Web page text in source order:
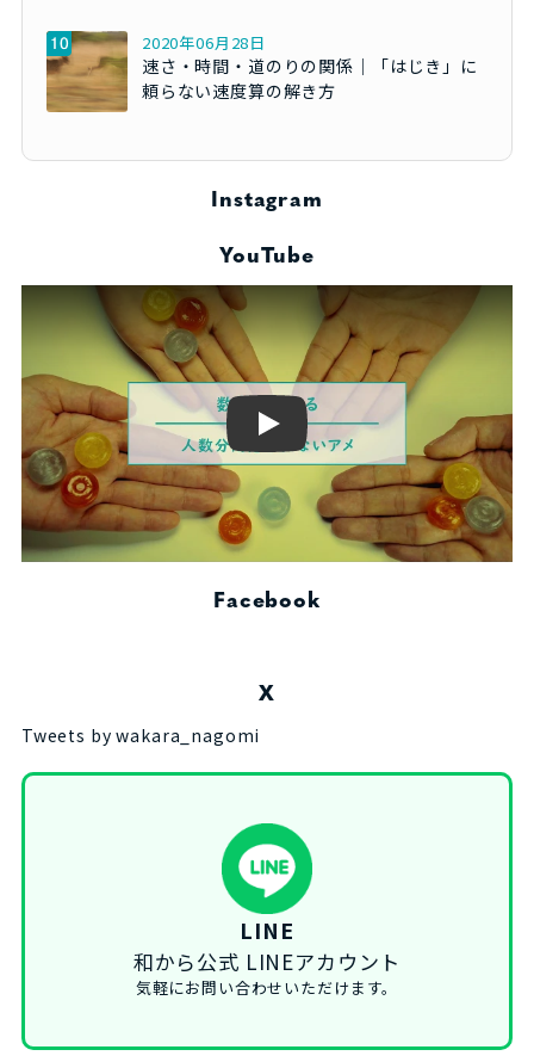
2020年06月28日
速さ・時間・道のりの関係｜「はじき」に
頼らない速度算の解き方
Instagram
YouTube
Play
Facebook
X
Tweets by wakara_nagomi
LINE
和から公式 LINEアカウント
気軽にお問い合わせいただけます。